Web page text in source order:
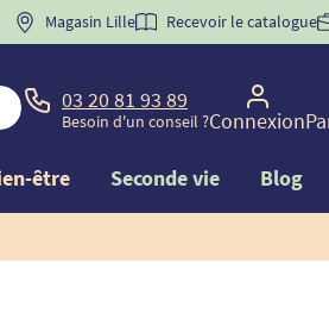
BIENVENUE" pourla 1ère commande
Magasin Lille Recevoir le catalogue
03 20 81 93 89
Besoin d'un conseil ?Connexion
être Seconde vie Blog